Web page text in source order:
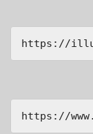
https://
https://